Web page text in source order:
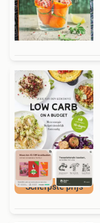
Scherpste prijs